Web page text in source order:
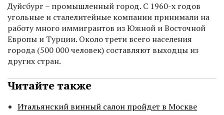
Дуйсбург – промышленный город. С 1960-х годов
угольные и сталелитейные компании принимали на
работу много иммигрантов из Южной и Восточной
Европы и Турции. Около трети всего населения
города (500 000 человек) составляют выходцы из
других стран.
Читайте также
Итальянский винный салон пройдет в Москве